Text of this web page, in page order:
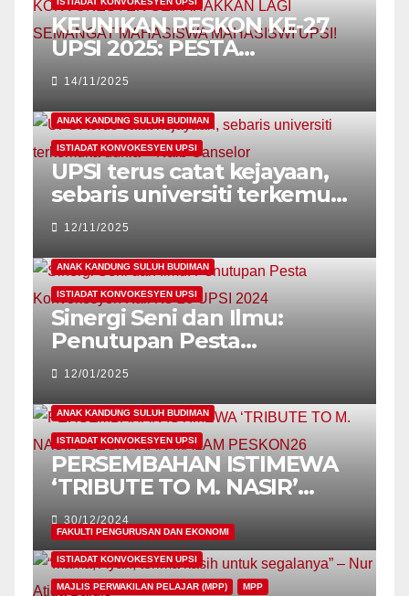
KEUNIKAN PESKON KE-27
UPSI 2025: PESTA
KONVOKESYEN
SEMARAKKAN LAGI
SEMANGAT MAHASISWA
MAHASISWI UPSI!
14/11/2025
ANAK KANDUNG SULUH BUDIMAN
ISTIADAT KONVOKESYEN UPSI
UPSI terus catat kejayaan,
sebaris universiti terkemuka
dunia – Naib Canselor
12/11/2025
ANAK KANDUNG SULUH BUDIMAN
ISTIADAT KONVOKESYEN UPSI
Sinergi Seni dan Ilmu:
Penutupan Pesta
Konvokesyen Kali Ke-26
UPSI 2024
12/01/2025
ANAK KANDUNG SULUH BUDIMAN
ISTIADAT KONVOKESYEN UPSI
PERSEMBAHAN ISTIMEWA
‘TRIBUTE TO M. NASIR’
GEGARKAN MALAM
PESKON26
30/12/2024
FAKULTI PENGURUSAN DAN EKONOMI
ISTIADAT KONVOKESYEN UPSI
MAJLIS PERWAKILAN PELAJAR (MPP) MPP